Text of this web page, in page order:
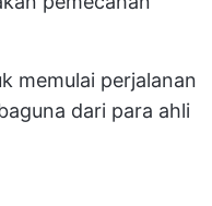
memulai perjalanan
dari para ahli